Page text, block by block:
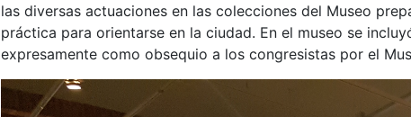
las diversas actuaciones en las colecciones del Museo
práctica para orientarse en la ciudad. En el museo se
expresamente como obsequio a los congresistas por el